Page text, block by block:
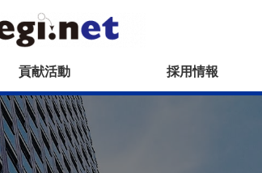
貢献活動 採用情報